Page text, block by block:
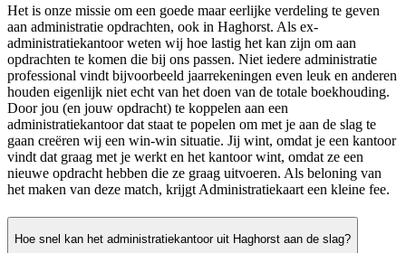
Het is onze missie om een goede maar eerlijke verdeling te geven
aan administratie opdrachten, ook in Haghorst. Als ex-
administratiekantoor weten wij hoe lastig het kan zijn om aan
opdrachten te komen die bij ons passen. Niet iedere administratie
professional vindt bijvoorbeeld jaarrekeningen even leuk en anderen
houden eigenlijk niet echt van het doen van de totale boekhouding.
Door jou (en jouw opdracht) te koppelen aan een
administratiekantoor dat staat te popelen om met je aan de slag te
gaan creëren wij een win-win situatie. Jij wint, omdat je een kantoor
vindt dat graag met je werkt en het kantoor wint, omdat ze een
nieuwe opdracht hebben die ze graag uitvoeren. Als beloning van
het maken van deze match, krijgt Administratiekaart een kleine fee.
Hoe snel kan het administratiekantoor uit Haghorst aan de slag?